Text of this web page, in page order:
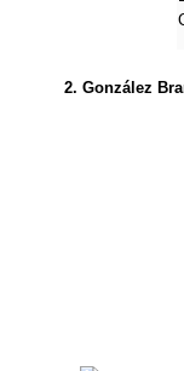
2. González